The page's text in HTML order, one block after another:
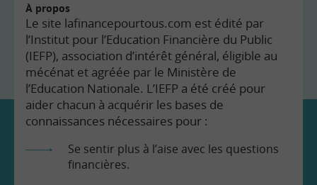
À propos
Le site lafinancepourtous.com est édité par
l’Institut pour l’Education Financière du Public
(IEFP), association d’intérêt général, éligible au
mécénat et agréée par le Ministère de
l’Education Nationale. L’IEFP a été créé pour
aider chacun à acquérir les bases de
connaissances nécessaires pour :
Se sentir plus à l’aise avec les questions
financières.